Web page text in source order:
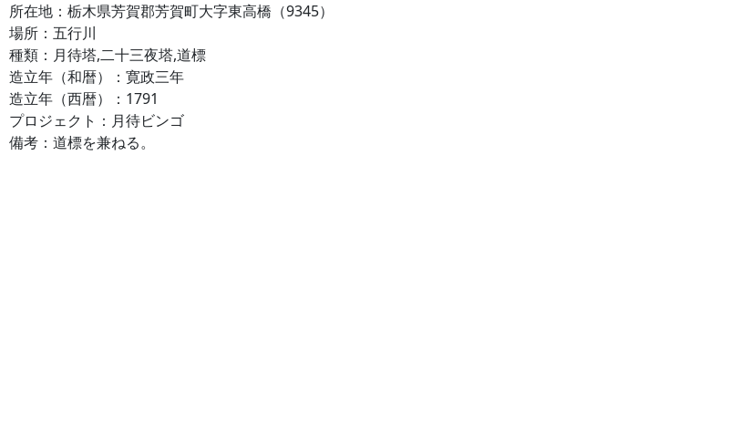
所在地：栃木県芳賀郡芳賀町大字東高橋（9345）
場所：五行川
種類：月待塔,二十三夜塔,道標
造立年（和暦）：寛政三年
造立年（西暦）：1791
プロジェクト：月待ビンゴ
備考：道標を兼ねる。